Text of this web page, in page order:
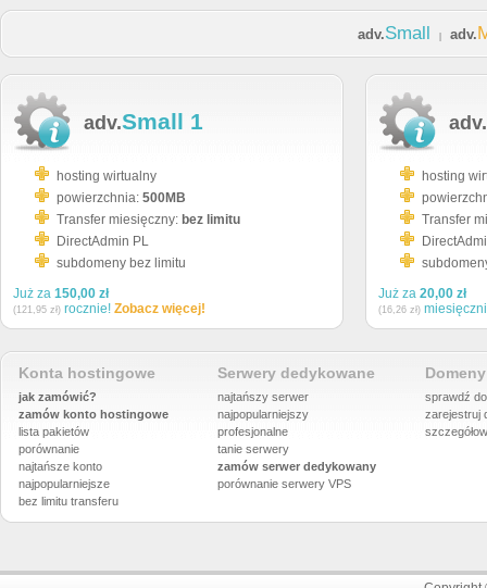
adv.Small adv.
adv.Small 1
hosting wirtualny
powierzchnia: 500MB
Transfer miesięczny: bez limitu
DirectAdmin PL
subdomeny bez limitu
Już za 150,00 zł
(121,95 zł) rocznie! Zobacz więcej!
adv.
hosting
Transfer
Już za 20,00 zł
(16,26 zł)
Konta hostingowe
jak zamówić?
zamów konto hostingowe
lista pakietów
porównanie
najtańsze konto
najpopularniejsze
bez limitu transferu
Serwery dedykowane
najtańszy serwer
najpopularniejszy
profesjonalne
tanie serwery
zamów serwer dedykowany
porównanie serwery VPS
sprawdź
zarejestruj